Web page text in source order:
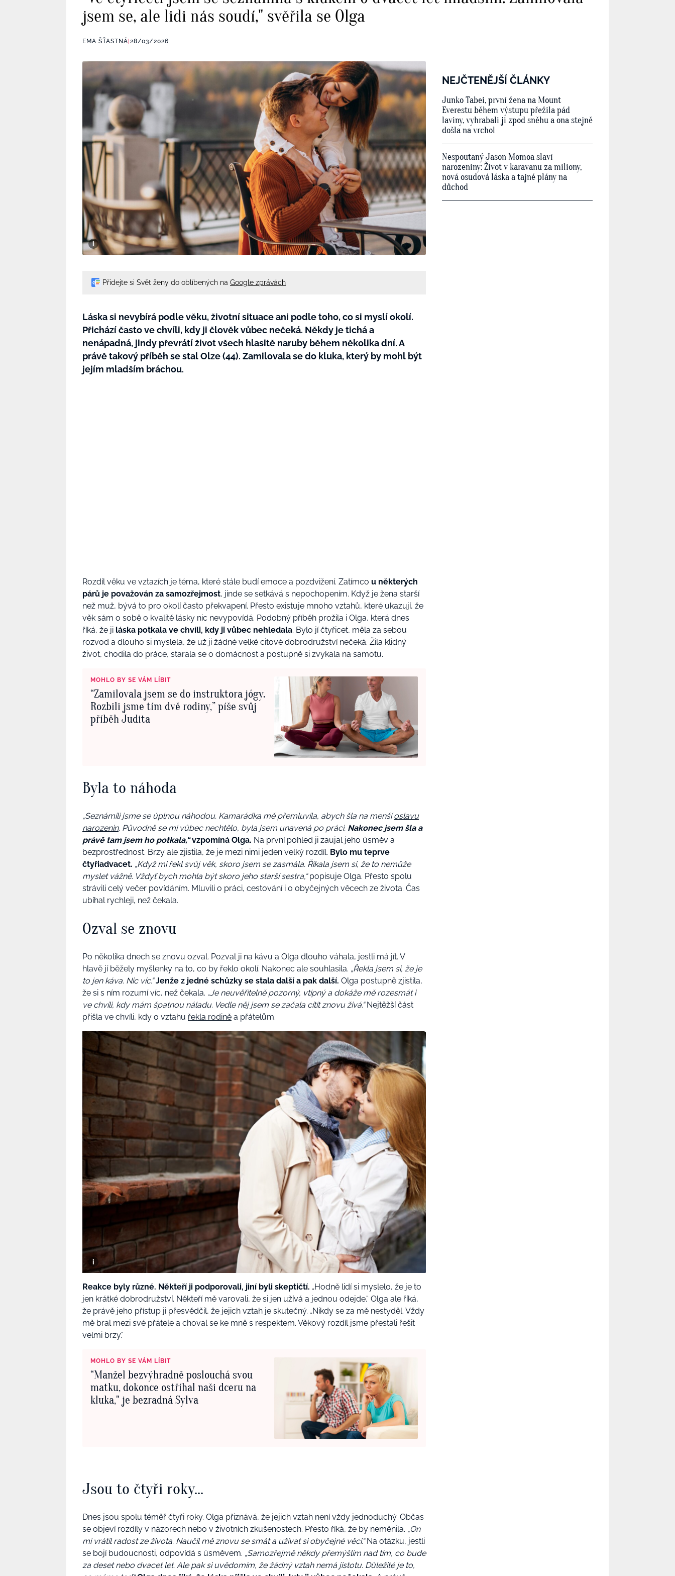
jsem se, ale lidi nás soudí," svěřila se Olga
EMA ŠŤASTNÁ 28/03/2026
Přidejte si Svět ženy do oblíbených na Google zprávách
Láska si nevybírá podle věku, životní situace ani podle toho, co si myslí okolí.
Přichází často ve chvíli, kdy ji člověk vůbec nečeká. Někdy je tichá a
nenápadná, jindy převrátí život všech hlasitě naruby během několika dní. A
právě takový příběh se stal Olze (44). Zamilovala se do kluka, který by mohl být
jejím mladším bráchou.
Rozdíl věku ve vztazích je téma, které stále budí emoce a pozdvižení. Zatímco u některých
párů je považován za samozřejmost, jinde se setkává s nepochopením. Když je žena starší
než muž, bývá to pro okolí často překvapení. Přesto existuje mnoho vztahů, které ukazují, že
věk sám o sobě o kvalitě lásky nic nevypovídá. Podobný příběh prožila i Olga, která dnes
říká, že ji láska potkala ve chvíli, kdy ji vůbec nehledala. Bylo jí čtyřicet, měla za sebou
rozvod a dlouho si myslela, že už ji žádné velké citové dobrodružství nečeká. Žila klidný
život, chodila do práce, starala se o domácnost a postupně si zvykala na samotu.
MOHLO BY SE VÁM LÍBIT
“Zamilovala jsem se do instruktora jógy.
Rozbili jsme tím dvě rodiny,” píše svůj
příběh Judita
Byla to náhoda
„Seznámili jsme se úplnou náhodou. Kamarádka mě přemluvila, abych šla na menšíoslavu
narozenin. Původně se mi vůbec nechtělo, byla jsem unavená po práci. Nakonec jsem šla a
právě tam jsem ho potkala,“vzpomíná Olga. Na první pohled ji zaujal jeho úsměv a
bezprostřednost. Brzy ale zjistila, že je mezi nimi jeden velký rozdíl. Bylo mu teprve
čtyřiadvacet. „Když mi řekl svůj věk, skoro jsem se zasmála. Říkala jsem si, že to nemůže
myslet vážně. Vždyť bych mohla být skoro jeho starší sestra,“popisuje Olga. Přesto spolu
strávili celý večer povídáním. Mluvili o práci, cestování i o obyčejných věcech ze života. Čas
ubíhal rychleji, než čekala.
Ozval se znovu
Po několika dnech se znovu ozval. Pozval ji na kávu a Olga dlouho váhala, jestli má jít. V
hlavě jí běžely myšlenky na to, co by řeklo okolí. Nakonec ale souhlasila. „Řekla jsem si, že je
to jen káva. Nic víc.“ Jenže z jedné schůzky se stala další a pak další. Olga postupně zjistila,
že si s ním rozumí víc, než čekala. „Je neuvěřitelně pozorný, vtipný a dokáže mě rozesmát i
ve chvíli, kdy mám špatnou náladu. Vedle něj jsem se začala cítit znovu živá.“Nejtěžší část
přišla ve chvíli, kdy o vztahu řekla rodině a přátelům.
Reakce byly různé. Někteří ji podporovali, jiní byli skeptičtí. „Hodně lidí si myslelo, že je to
jen krátké dobrodružství. Někteří mě varovali, že si jen užívá a jednou odejde.“ Olga ale říká,
že právě jeho přístup ji přesvědčil, že jejich vztah je skutečný. „Nikdy se za mě nestyděl. Vždy
mě bral mezi své přátele a choval se ke mně s respektem. Věkový rozdíl jsme přestali řešit
velmi brzy.“
MOHLO BY SE VÁM LÍBIT
“Manžel bezvýhradně poslouchá svou
matku, dokonce ostříhal naši dceru na
kluka," je bezradná Sylva
Jsou to čtyři roky...
Dnes jsou spolu téměř čtyři roky. Olga přiznává, že jejich vztah není vždy jednoduchý. Občas
se objeví rozdíly v názorech nebo v životních zkušenostech. Přesto říká, že by neměnila. „On
mi vrátil radost ze života. Naučil mě znovu se smát a užívat si obyčejné věci.“Na otázku, jestli
se bojí budoucnosti, odpovídá s úsměvem. „Samozřejmě někdy přemýšlím nad tím, co bude
za deset nebo dvacet let. Ale pak si uvědomím, že žádný vztah nemá jistotu. Důležité je to,
NEJČTENĚJŠÍ ČLÁNKY
Junko Tabei, první žena na Mount
Everestu během výstupu přežila pád
laviny, vyhrabali ji zpod sněhu a ona stejně
došla na vrchol
Nespoutaný Jason Momoa slaví
narozeniny: Život v karavanu za miliony,
nová osudová láska a tajné plány na
důchod